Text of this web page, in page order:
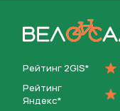
Рейтинг 2GIS*
Рейтинг
Яндекс*